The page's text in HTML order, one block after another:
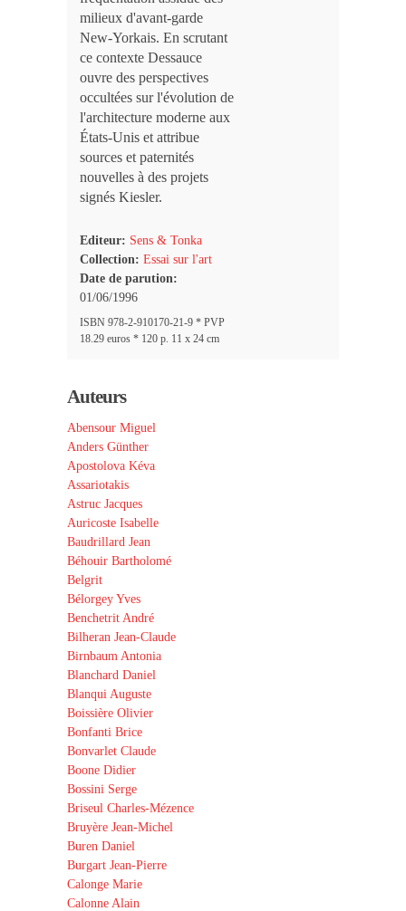
milieux d'avant-garde
New-Yorkais. En scrutant
ce contexte Dessauce
ouvre des perspectives
occultées sur l'évolution de
l'architecture moderne aux
États-Unis et attribue
sources et paternités
nouvelles à des projets
signés Kiesler.
Editeur: Sens & Tonka
Collection: Essai sur l'art
Date de parution:
01/06/1996
ISBN 978-2-910170-21-9 * PVP
18.29 euros * 120 p. 11 x 24 cm
Auteurs
Abensour Miguel
Anders Günther
Apostolova Kéva
Assariotakis
Astruc Jacques
Auricoste Isabelle
Baudrillard Jean
Béhouir Bartholomé
Belgrit
Bélorgey Yves
Benchetrit André
Bilheran Jean-Claude
Birnbaum Antonia
Blanchard Daniel
Blanqui Auguste
Boissière Olivier
Bonfanti Brice
Bonvarlet Claude
Boone Didier
Bossini Serge
Briseul Charles-Mézence
Bruyère Jean-Michel
Buren Daniel
Burgart Jean-Pierre
Calonge Marie
Calonne Alain